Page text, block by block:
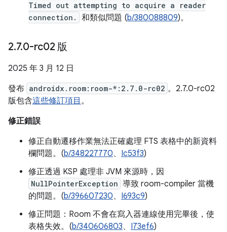
Timed out attempting to acquire a reader
connection.
和類似問題 (b/380088809)。
2.7.0-rc02 版
2025 年 3 月 12 日
發布 androidx.room:room-*:2.7.0-rc02 。2.7.0-rc02
版包含這些修訂項目 。
修正錯誤
修正自動遷移作業無法正確處理 FTS 表格中的新資料
欄問題。(b/348227770、 Ic53f3)
修正透過 KSP 處理非 JVM 來源時，因
NullPointerException 導致 room-compiler 當機
的問題。(b/396607230、 I693c9)
修正問題：Room 不會在寫入器連線使用完畢後，使
表格失效。(b/340606803、 I73ef6)